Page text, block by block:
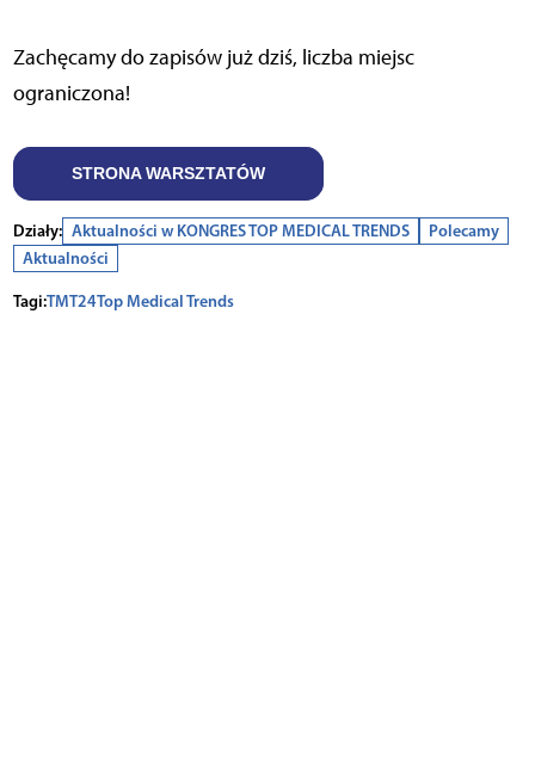
Zachęcamy do zapisów już dziś, liczba miejsc
ograniczona!
STRONA WARSZTATÓW
Działy: Aktualności w KONGRES TOP MEDICAL TRENDS
Polecamy
Aktualności
Tagi:TMT24Top Medical Trends